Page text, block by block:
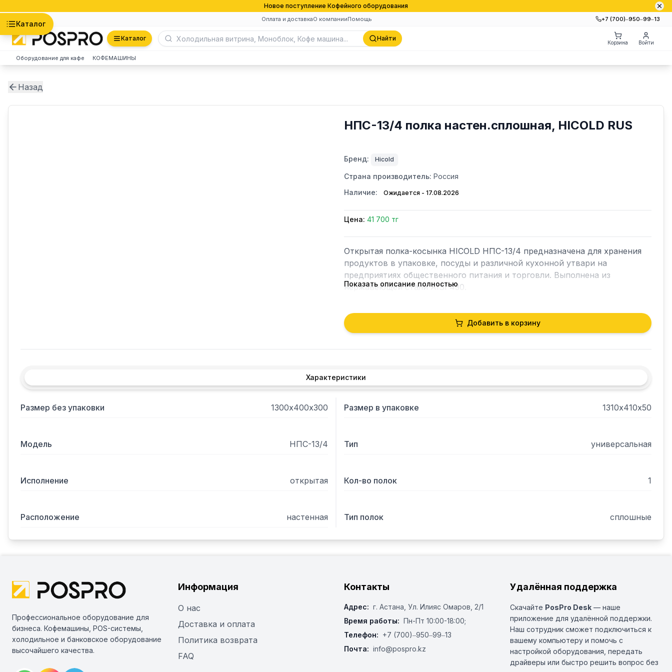
Новое поступление Кофейного оборудования
Оплата и доставкаО компанииПомощь +7 (700)‒950‒99‒13
Каталог
Каталог Найти
Корзина Войти
Оборудование для кафе КОФЕМАШИНЫ
Назад
НПС-13/4 полка настен.сплошная, HICOLD RUS
Бренд: Hicold
Страна производитель: Россия
Наличие:
Ожидается - 17.08.2026
Цена: 41 700 тг
Открытая полка-косынка HICOLD НПС-13/4 предназначена для хранения
продуктов в упаковке, посуды и различной кухонной утвари на
предприятиях общественного питания и торговли. Выполнена из
нержавеющей стали AISI 430.
Показать описание полностью
Добавить в корзину
Характеристики
Размер без упаковки 1300х400х300 Размер в упаковке 1310х410х50
Модель НПС-13/4 Тип универсальная
Исполнение открытая Кол-во полок 1
Расположение настенная Тип полок сплошные
Профессиональное оборудование для
бизнеса. Кофемашины, POS-системы,
холодильное и банковское оборудование
высочайшего качества.
Информация
О нас
Доставка и оплата
Политика возврата
FAQ
Контакты
Адрес: г. Астана, ​Ул. Илияс Омаров, 2/1
Время работы: Пн-Пт 10:00-18:00;
Телефон: +7 (700)‒950‒99‒13
Почта: info@pospro.kz
Удалённая поддержка
Скачайте PosPro Desk — наше
приложение для удалённой поддержки.
Наш сотрудник сможет подключиться к
вашему компьютеру и помочь с
настройкой оборудования, передать
драйверы или быстро решить вопрос без